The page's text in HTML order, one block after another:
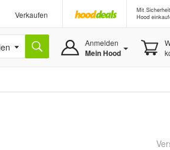
Verkaufen
Mit
Hood
Anmelden
Mein Hood